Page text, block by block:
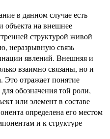
в данном случае есть
объекта на внешнее
структурой живой
неразрывную связь
явлений. Внешняя и
взаимно связаны, но и
Это отражает понятие
обозначения той роли,
или элемент в составе
определена его местом
и к структуре